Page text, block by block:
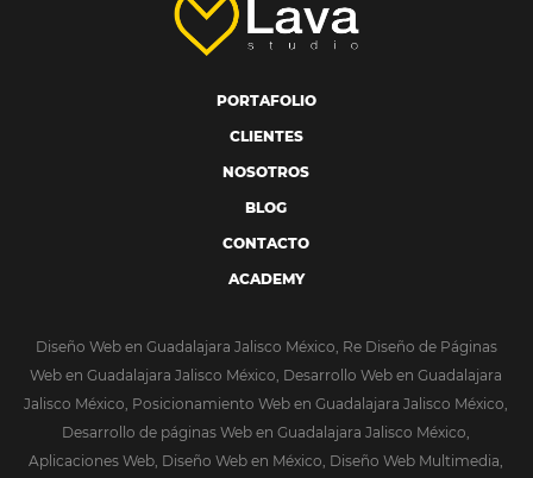
PORTAFOLIO
CLIENTES
NOSOTROS
BLOG
CONTACTO
ACADEMY
Diseño Web en Guadalajara Jalisco México, Re Diseño de Páginas
Web en Guadalajara Jalisco México, Desarrollo Web en Guadalajara
Jalisco México, Posicionamiento Web en Guadalajara Jalisco México,
Desarrollo de páginas Web en Guadalajara Jalisco México,
Aplicaciones Web, Diseño Web en México, Diseño Web Multimedia,